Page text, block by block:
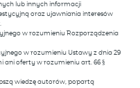
lub innych informacji
oraz ujawniania interesów
w rozumieniu Rozporządzenia
w rozumieniu Ustawy z dnia 29
ani oferty w rozumieniu art. 66 §
wiedzę autorów, popartą